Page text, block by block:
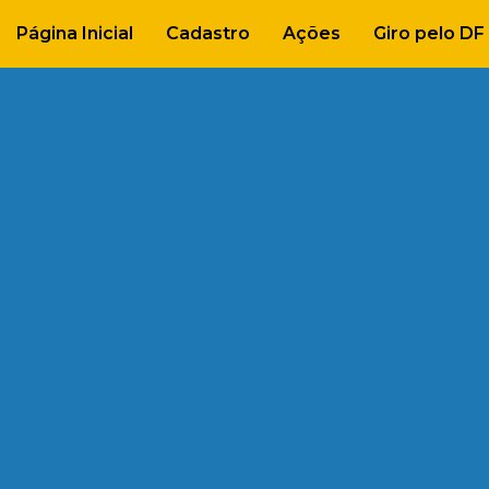
Página Inicial Cadastro Ações Giro pelo DF